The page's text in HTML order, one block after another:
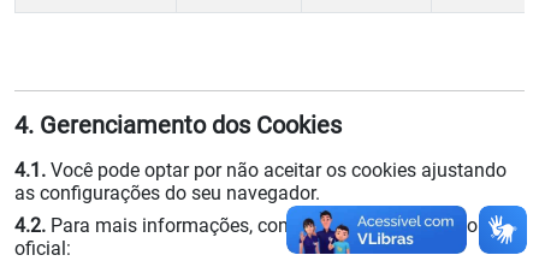
4. Gerenciamento dos Cookies
4.1. Você pode optar por não aceitar os cookies ajustando
as configurações do seu navegador.
4.2. Para mais informações, consulte a documentação
oficial: